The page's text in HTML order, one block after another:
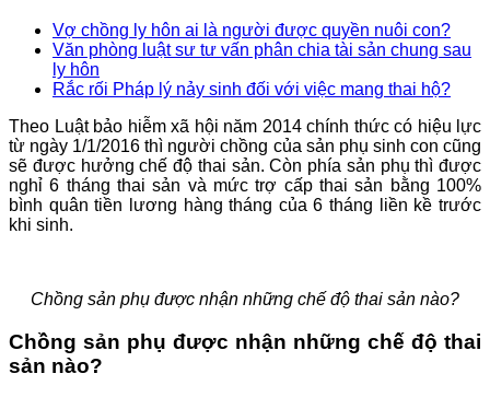
Vợ chồng ly hôn ai là người được quyền nuôi con?
Văn phòng luật sư tư vấn phân chia tài sản chung sau
ly hôn
Rắc rối Pháp lý nảy sinh đối với việc mang thai hộ?
Theo Luật bảo hiễm xã hội năm 2014 chính thức có hiệu lực
từ ngày 1/1/2016 thì người chồng của sản phụ sinh con cũng
sẽ được hưởng chế độ thai sản. Còn phía sản phụ thì được
nghỉ 6 tháng thai sản và mức trợ cấp thai sản bằng 100%
bình quân tiền lương hàng tháng của 6 tháng liền kề trước
khi sinh.
Chồng sản phụ được nhận những chế độ thai sản nào?
Chồng sản phụ được nhận những chế độ thai
sản nào?